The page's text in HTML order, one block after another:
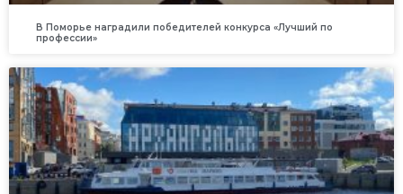
В Поморье наградили победителей конкурса «Лучший по
профессии»